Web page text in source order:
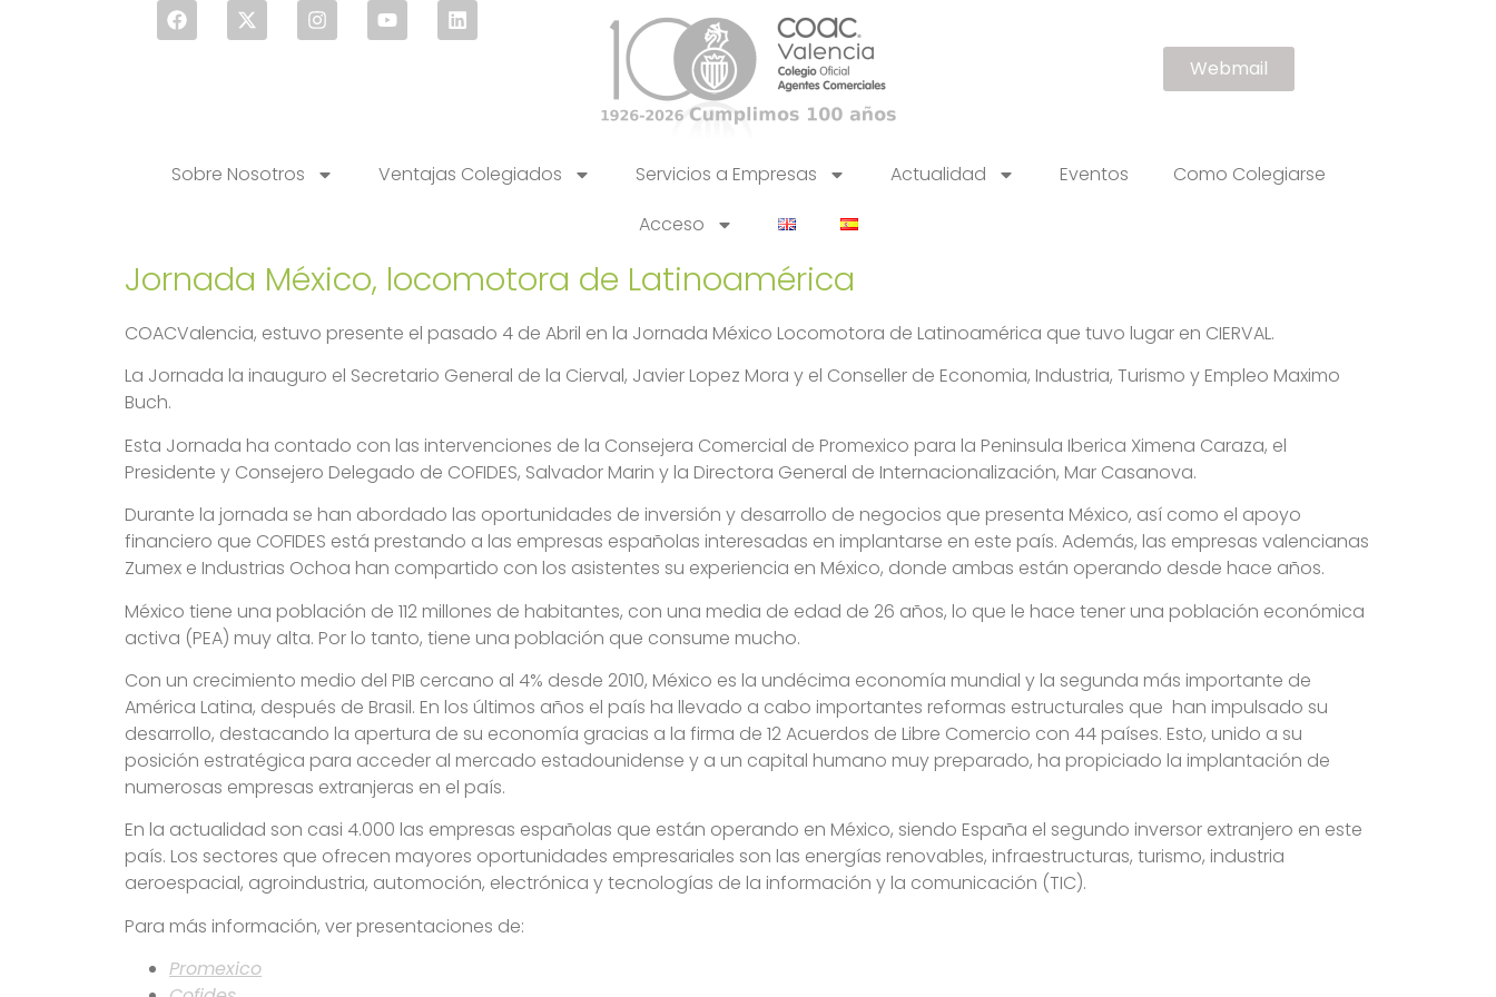
Webmail
Sobre Nosotros Ventajas Colegiados Servicios a Empresas Actualidad Eventos
Como Colegiarse
Acceso
Jornada México, locomotora de Latinoamérica
COACValencia, estuvo presente el pasado 4 de Abril en la Jornada México Locomotora de Latinoamérica que tuvo lugar en CIERVAL.
La Jornada la inauguro el Secretario General de la Cierval, Javier Lopez Mora y el Conseller de Economia, Industria, Turismo y Empleo Maximo
Buch.
Esta Jornada ha contado con las intervenciones de la Consejera Comercial de Promexico para la Peninsula Iberica Ximena Caraza, el
Presidente y Consejero Delegado de COFIDES, Salvador Marin y la Directora General de Internacionalización, Mar Casanova.
Durante la jornada se han abordado las oportunidades de inversión y desarrollo de negocios que presenta México, así como el apoyo
financiero que COFIDES está prestando a las empresas españolas interesadas en implantarse en este país. Además, las empresas valencianas
Zumex e Industrias Ochoa han compartido con los asistentes su experiencia en México, donde ambas están operando desde hace años.
México tiene una población de 112 millones de habitantes, con una media de edad de 26 años, lo que le hace tener una población económica
activa (PEA) muy alta. Por lo tanto, tiene una población que consume mucho.
Con un crecimiento medio del PIB cercano al 4% desde 2010, México es la undécima economía mundial y la segunda más importante de
América Latina, después de Brasil. En los últimos años el país ha llevado a cabo importantes reformas estructurales que han impulsado su
desarrollo, destacando la apertura de su economía gracias a la firma de 12 Acuerdos de Libre Comercio con 44 países. Esto, unido a su
posición estratégica para acceder al mercado estadounidense y a un capital humano muy preparado, ha propiciado la implantación de
numerosas empresas extranjeras en el país.
En la actualidad son casi 4.000 las empresas españolas que están operando en México, siendo España el segundo inversor extranjero en este
país. Los sectores que ofrecen mayores oportunidades empresariales son las energías renovables, infraestructuras, turismo, industria
aeroespacial, agroindustria, automoción, electrónica y tecnologías de la información y la comunicación (TIC).
Para más información, ver presentaciones de:
Promexico